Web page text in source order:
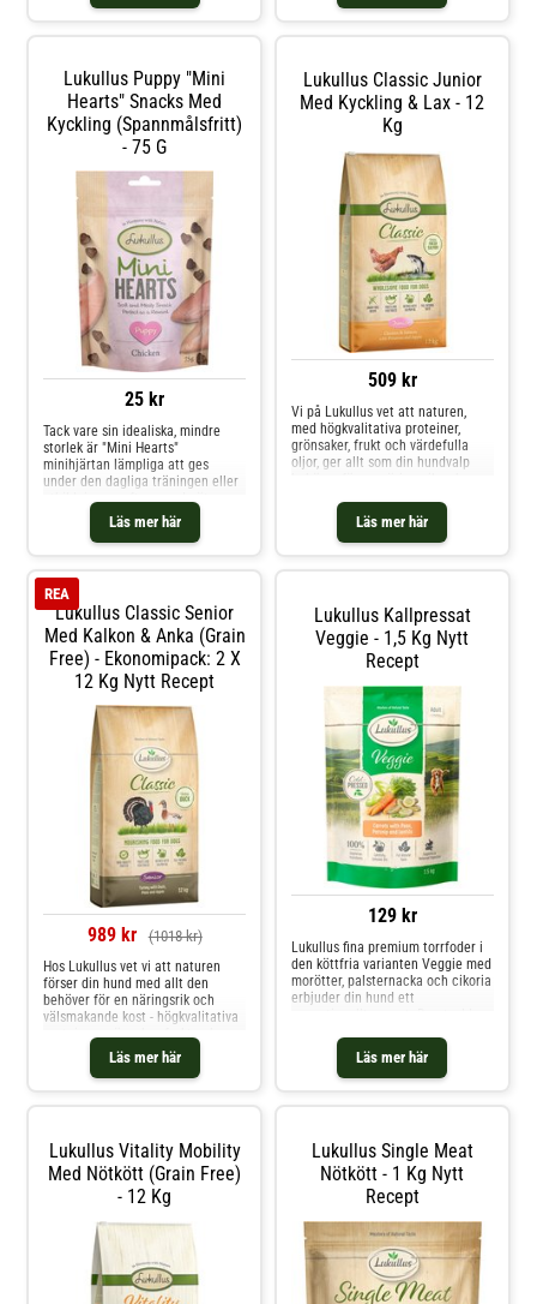
omsorgsfullt utvalda
av de finaste, omsorgsfullt utvalda
Lukullus Puppy "Mini
Hearts" Snacks Med
Kyckling (spannmålsfritt)
- 75 G
25 kr
Läs mer här
Tack vare sin idealiska, mindre
storlek är "Mini Hearts"
minihjärtan lämpliga att ges
under den dagliga träningen eller
utbildningen, eftersom de äts upp
snabbt och inte distraherar
hunden länge. Den praktiska
återförslutningsbara påsen håller
under en längre tid. Detta lä
Lukullus Classic Junior
Med Kyckling & Lax - 12
Kg
509 kr
Läs mer här
Vi på Lukullus vet att naturen,
med högkvalitativa proteiner,
grönsaker, frukt och värdefulla
oljor, ger allt som din hundvalp
naturliga måltider med ett urval
av de finaste, omsorgsfullt utvalda
kvalitetsingredienserna är vårt
Lukullus Classic Senior
Med Kalkon & Anka (Grain
Free) - Ekonomipack: 2 X
12 Kg Nytt Recept
REA
989 kr (1018 kr)
Läs mer här
Hos Lukullus vet vi att naturen
förser din hund med allt den
behöver för en näringsrik och
välsmakande kost - högkvalitativa
proteiner, grönsaker, frukt och
värdefulla oljor. Våra NYA Lukullus
Classic recept för äldre hundar
har noggrant utvecklats av
Lukullus Kallpressat
Veggie - 1,5 Kg Nytt
Recept
129 kr
Läs mer här
Lukullus fina premium torrfoder i
den köttfria varianten Veggie med
morötter, palsternacka och cikoria
erbjuder din hund ett
kallpressas varsamt. Detta
innebär att den naturliga smaken
och de värdefulla näringsämnena
Lukullus Vitality Mobility
Med Nötkött (Grain Free)
- 12 Kg
Lukullus Single Meat
Nötkött - 1 Kg Nytt
Recept